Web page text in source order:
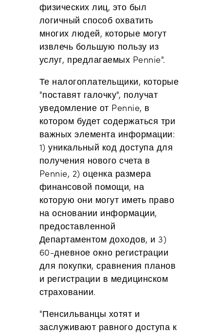
физических лиц, это был
логичный способ охватить
многих людей, которые могут
извлечь большую пользу из
услуг, предлагаемых Pennie".
Те налогоплательщики, которые
"поставят галочку", получат
уведомление от Pennie, в
котором будет содержаться три
важных элемента информации:
1) уникальный код доступа для
получения нового счета в
Pennie, 2) оценка размера
финансовой помощи, на
которую они могут иметь право
на основании информации,
предоставленной
Департаментом доходов, и 3)
60-дневное окно регистрации
для покупки, сравнения планов
и регистрации в медицинском
страховании.
"Пенсильванцы хотят и
заслуживают равного доступа к